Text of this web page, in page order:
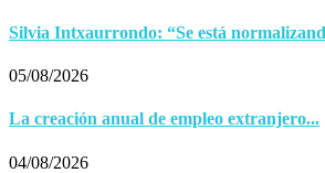
Silvia Intxaurrondo: “Se está
05/08/2026
La creación anual de empleo extranjero...
04/08/2026